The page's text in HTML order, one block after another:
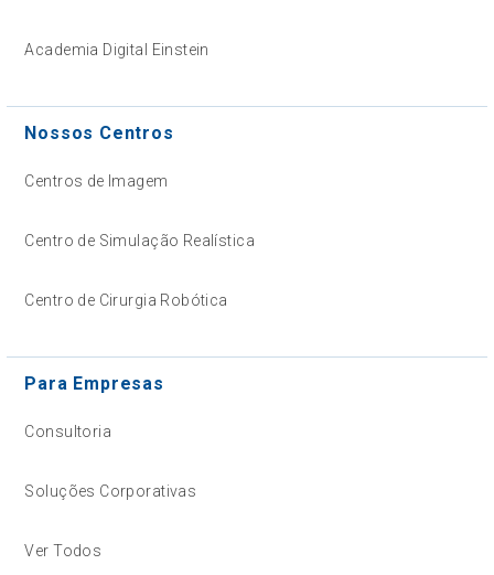
Academia Digital Einstein
Nossos Centros
Centros de Imagem
Centro de Simulação Realística
Centro de Cirurgia Robótica
Para Empresas
Consultoria
Soluções Corporativas
Ver Todos